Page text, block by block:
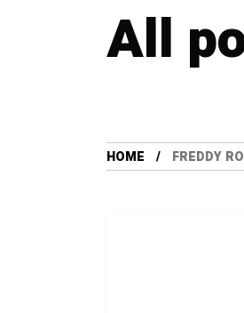
All
HOME FREDDY